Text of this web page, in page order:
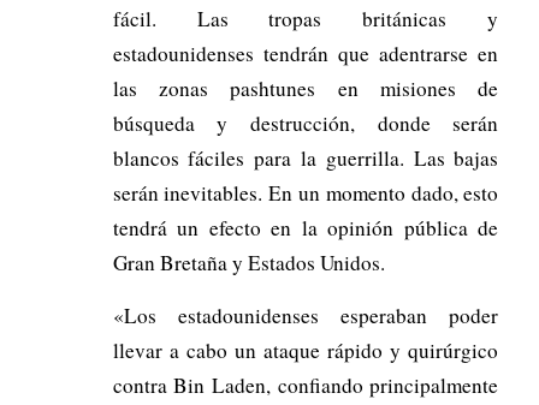
fácil. Las tropas británicas y
estadounidenses tendrán que adentrarse en
las zonas pashtunes en misiones de
búsqueda y destrucción, donde serán
blancos fáciles para la guerrilla. Las bajas
serán inevitables. En un momento dado, esto
tendrá un efecto en la opinión pública de
Gran Bretaña y Estados Unidos.
«Los estadounidenses esperaban poder
llevar a cabo un ataque rápido y quirúrgico
contra Bin Laden, confiando principalmente